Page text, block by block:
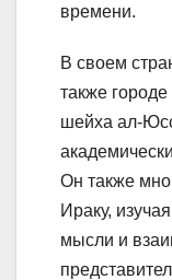
времени.
В своем
также
шейха ал-
Он также
Ираку,
мысли и